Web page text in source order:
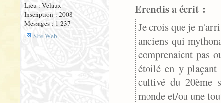
Lieu : Velaux
Inscription : 2008
Messages : 1 237
Site Web
Erendis a écrit :
Je crois que je
anciens qui
comprenaient pas
étoilé en y plaçant
cultivé du 20ème
monde et/ou une